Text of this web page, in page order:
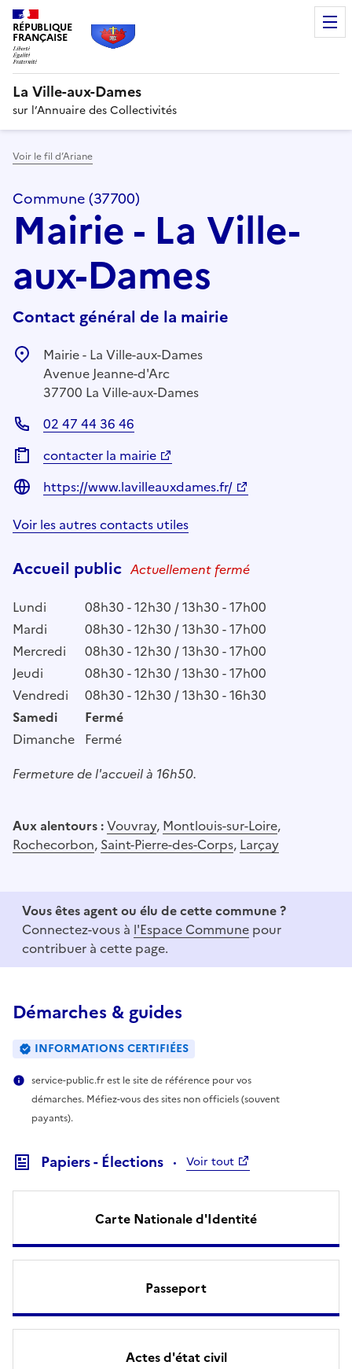
RÉPUBLIQUE
FRANÇAISE
La Ville-aux-Dames
sur l’Annuaire des Collectivités
Voir le fil d’Ariane
Commune (37700)
Mairie - La Ville-
aux-Dames
Contact général de la mairie
Mairie - La Ville-aux-Dames
Avenue Jeanne-d'Arc
37700 La Ville-aux-Dames
02 47 44 36 46
contacter la mairie
https://www.lavilleauxdames.fr/
Voir les autres contacts utiles
Accueil public Actuellement fermé
Lundi
08h30 - 12h30 / 13h30 - 17h00
Mardi
08h30 - 12h30 / 13h30 - 17h00
Mercredi
08h30 - 12h30 / 13h30 - 17h00
Jeudi
08h30 - 12h30 / 13h30 - 17h00
Vendredi
08h30 - 12h30 / 13h30 - 16h30
Samedi
Fermé
Dimanche Fermé
Fermeture de l'accueil à 16h50.
Aux alentours :Vouvray, Montlouis-sur-Loire,
Rochecorbon, Saint-Pierre-des-Corps, Larçay
Vous êtes agent ou élu de cette commune ?
Connectez-vous à l'Espace Commune pour
contribuer à cette page.
Démarches & guides
INFORMATIONS CERTIFIÉES
service-public.fr est le site de référence pour vos
démarches. Méfiez-vous des sites non officiels (souvent
payants).
Papiers - Élections Voir tout
Carte Nationale d'Identité
Passeport
Actes d'état civil